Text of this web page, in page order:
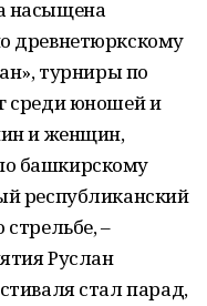
насыщена
древнетюркскому
турниры по
среди юношей и
и женщин,
башкирскому
республиканский
–
Руслан
стал парад,